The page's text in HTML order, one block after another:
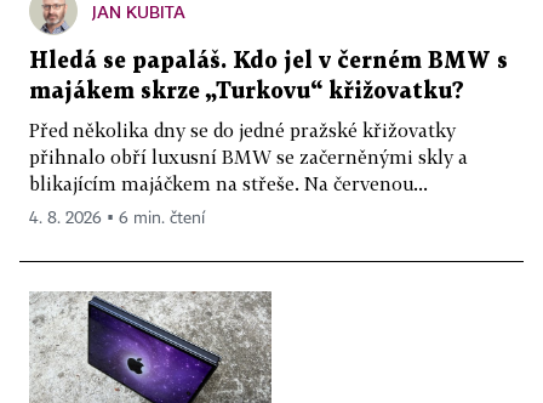
JAN KUBITA
Hledá se papaláš. Kdo jel v černém BMW s
majákem skrze „Turkovu“ křižovatku?
Před několika dny se do jedné pražské křižovatky
přihnalo obří luxusní BMW se začerněnými skly a
blikajícím majáčkem na střeše. Na červenou...
4. 8. 2026 ▪ 6 min. čtení